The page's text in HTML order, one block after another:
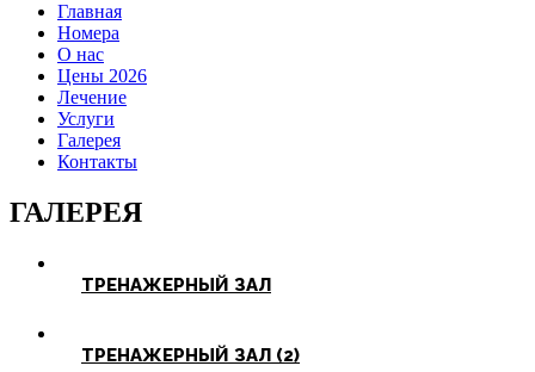
Главная
Номера
О нас
Цены 2026
Лечение
Услуги
Галерея
Контакты
ГАЛЕРЕЯ
ТРЕНАЖЕРНЫЙ ЗАЛ
ТРЕНАЖЕРНЫЙ ЗАЛ (2)